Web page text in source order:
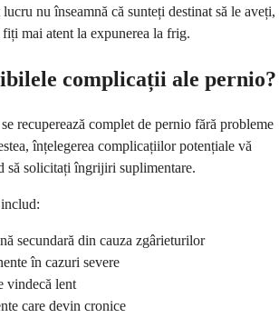
nu înseamnă că sunteți destinat să le aveți,
fiți mai atent la expunerea la frig.
complicații ale pernio?
recuperează complet de pernio fără probleme
înțelegerea complicațiilor potențiale vă
să solicitați îngrijiri suplimentare.
secundară din cauza zgârieturilor
în cazuri severe
vindecă lent
care devin cronice